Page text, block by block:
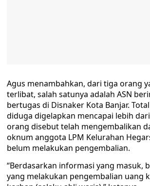
Agus menambahkan, dari tiga orang
terlibat, salah satunya adalah ASN
bertugas di Disnaker Kota Banjar.
diduga digelapkan mencapai lebih
orang disebut telah mengembalikan
oknum anggota LPM Kelurahan
belum melakukan pengembalian.
“Berdasarkan informasi yang masuk,
yang melakukan pengembalian uang